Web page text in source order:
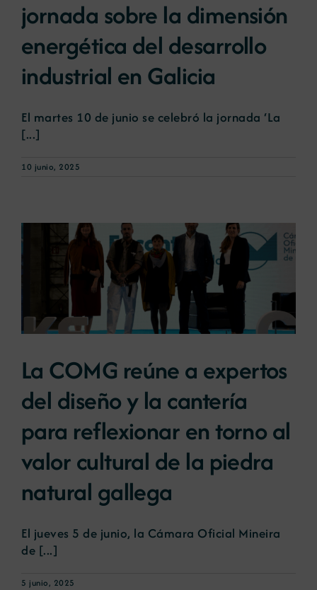
Noticias
Portal de empleo
Contacto
jornada sobre la dimensión
energética del desarrollo
industrial en Galicia
El martes 10 de junio se celebró la jornada ‘La
[...]
10 junio, 2025
La COMG reúne a expertos
del diseño y la cantería
para reflexionar en torno al
valor cultural de la piedra
natural gallega
El jueves 5 de junio, la Cámara Oficial Mineira
de [...]
5 junio, 2025